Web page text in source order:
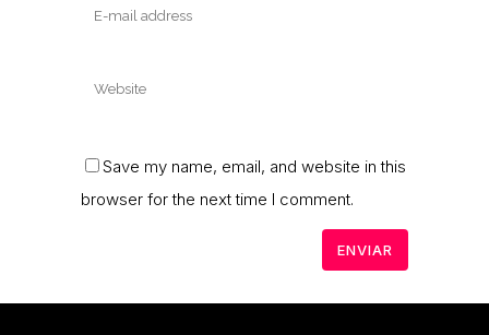
Save my name, email, and website in this
browser for the next time I comment.